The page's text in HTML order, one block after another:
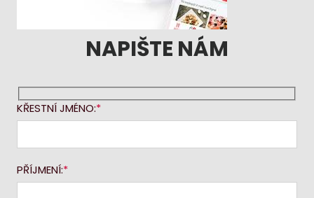
NAPIŠTE NÁM
KŘESTNÍ JMÉNO:
PŘÍJMENÍ: